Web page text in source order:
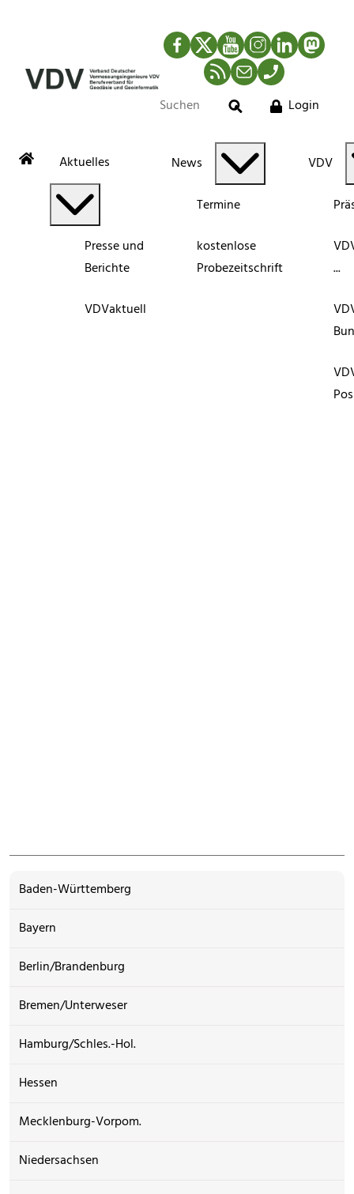
Facebook
TwitterYouTubeInstagram
LinkedIn
RSS-Newsfeed
MailTelefon
Suche
Login
Aktuelles
Presse und
Berichte
VDVaktuell
News
Termine
kostenlose
Probezeitschrift
VDV
...
Baden-Württemberg
Bayern
Berlin/Brandenburg
Bremen/Unterweser
Hamburg/Schles.-Hol.
Hessen
Mecklenburg-Vorpom.
Niedersachsen